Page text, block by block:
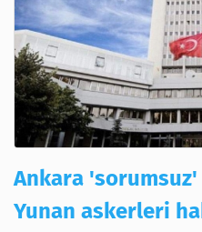
Ankara
Yunan askerleri